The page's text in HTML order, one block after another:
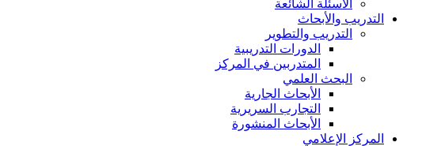
الأسئلة الشائعة
التدريب والأبحاث
التدريب والتطوير
الدورات التدريبية
المتدربين في المركز
البحث العلمي
الأبحاث الجارية
التجارب السريرية
الأبحاث المنشورة
المركز الإعلامي